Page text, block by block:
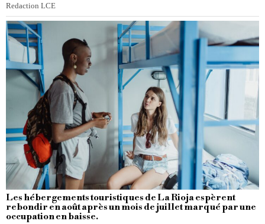
Redaction LCE
Les hébergements touristiques de La Rioja espèrent
rebondir en août après un mois de juillet marqué par une
occupation en baisse.